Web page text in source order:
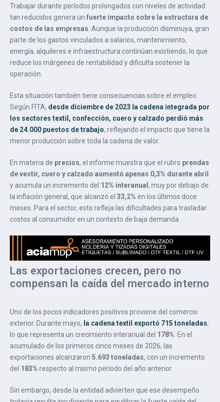
Trabajar durante períodos prolongados con niveles de actividad
tan reducidos genera un fuerte impacto sobre la estructura de
costos de las empresas . Aunque la producción disminuya, gran
parte de los gastos vinculados a salarios, mantenimiento,
energía, alquileres e infraestructura continúan existiendo, lo que
reduce los márgenes de rentabilidad y dificulta sostener la
operación.
Esta situación también tiene consecuencias sobre el empleo.
Según FITA, desde diciembre de 2023 la cadena integrada por
los sectores textil, confección, cuero y calzado perdió más
de 24.000 puestos de trabajo, reflejando el impacto que tiene la
menor producción sobre toda la cadena de valor.
En materia de precios, el informe muestra que el rubro prendas
de vestir, cuero y calzado aumentó apenas 0,3% durante abril
y acumula un incremento del 12% interanual , muy por debajo de
la inflación general, que alcanzó el 33,2% en los últimos doce
meses. Para el sector, esto refleja las dificultades para trasladar
costos al consumidor en un contexto de baja demanda.
Las exportaciones crecen, pero no
compensan la caída del mercado interno
Uno de los pocos indicadores positivos proviene del comercio
exterior. Durante mayo, la cadena textil exportó 715 toneladas,
lo que representa un crecimiento interanual del 178% . En el
acumulado de los primeros cinco meses de 2026, las
exportaciones alcanzaron 5.693 toneladas, con un incremento
del 183% respecto al mismo período del año anterior.
Sin embargo, desde la entidad advierten que ese desempeño